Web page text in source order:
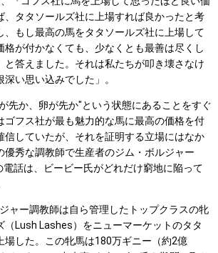
、タタソールズ社に上場すれば良かったと考
、もし最高の馬をタタソールズ社に上場して
格が付かなくても、少なくとも最善は尽くし
と答えました。それは私たちが叩き壊さなけ
い思い込みでした」。
先か、卵が先か"という状態にあることをすぐ
ゴフス社が最も魅力的な馬に最高の価格を付
信していたが、それを証明する立場にはなか
優秀な調教師で生産者のジム・ボルジャー
電話は、ビービー氏がどれだけ窮地に陥って
ャー調教師は自ら管理したトップクラスの牝
（Lush Lashes）をニューマーケットのタタ
場した。この牝馬は180万ギニー（約2億